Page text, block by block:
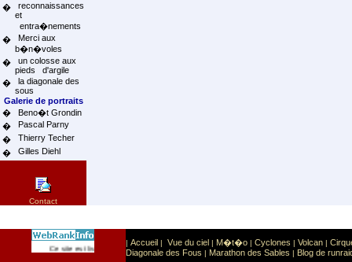
�
reconnaissances
et
entra�nements
�
Merci aux
b�n�voles
�
un colosse aux
pieds d'argile
�
la diagonale des
sous
Galerie de portraits
�
Beno�t Grondin
�
Pascal Parny
�
Thierry Techer
�
Gilles Diehl
Contact
Ce site est list� dans la cat�gorie Sport: Sports extr�mes
| Accueil | Vue du ciel | M�t�o | Cyclones | Volcan |
Diagonale des Fous | Marathon des Sables | Blog de